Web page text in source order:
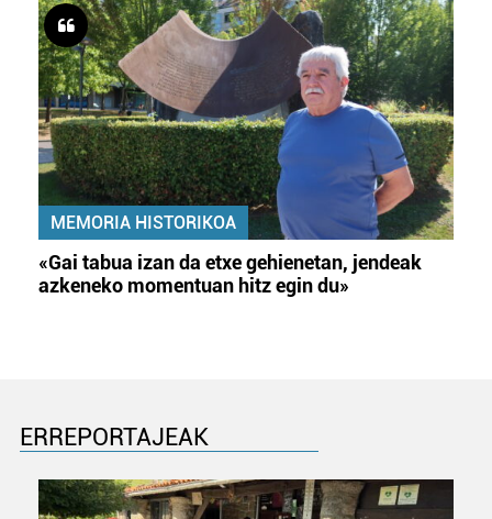
MEMORIA HISTORIKOA
«Gai tabua izan da etxe gehienetan, jendeak
azkeneko momentuan hitz egin du»
ERREPORTAJEAK